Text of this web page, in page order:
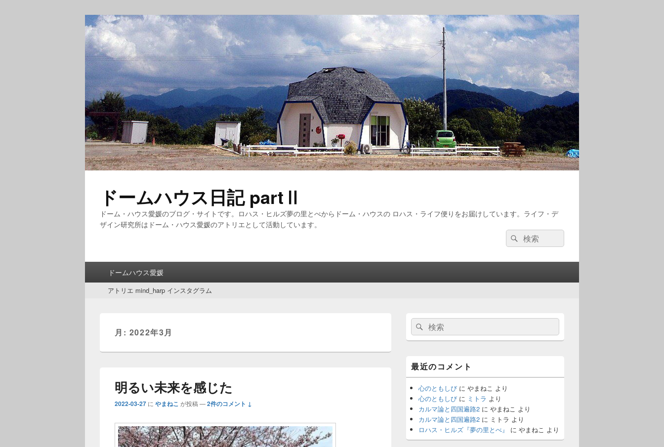
ドームハウス日記 partⅡ
ドーム・ハウス愛媛のブログ・サイトです。ロハス・ヒルズ夢の里とべからドーム・ハウスの ロハス・ライフ便りをお届けしています。ライフ・デ
ザイン研究所はドーム・ハウス愛媛のアトリエとして活動しています。
検
索:
検
索
ドームハウス愛媛
アトリエ mind_harp インスタグラム
月: 2022年3月
明るい未来を感じた
2022-03-27 に やまねこ が投稿 —2件のコメント ↓
メ
ン
サ
バ
ー
ウ
ィ
ジ
ト
エ
検
索:
検
索
最近のコメント
心のともしび に やまねこ より
心のともしび に ミトラ より
カルマ論と四国遍路2 に やまねこ より
カルマ論と四国遍路2 に ミトラ より
ロハス・ヒルズ『夢の里とべ』
に やまねこ より